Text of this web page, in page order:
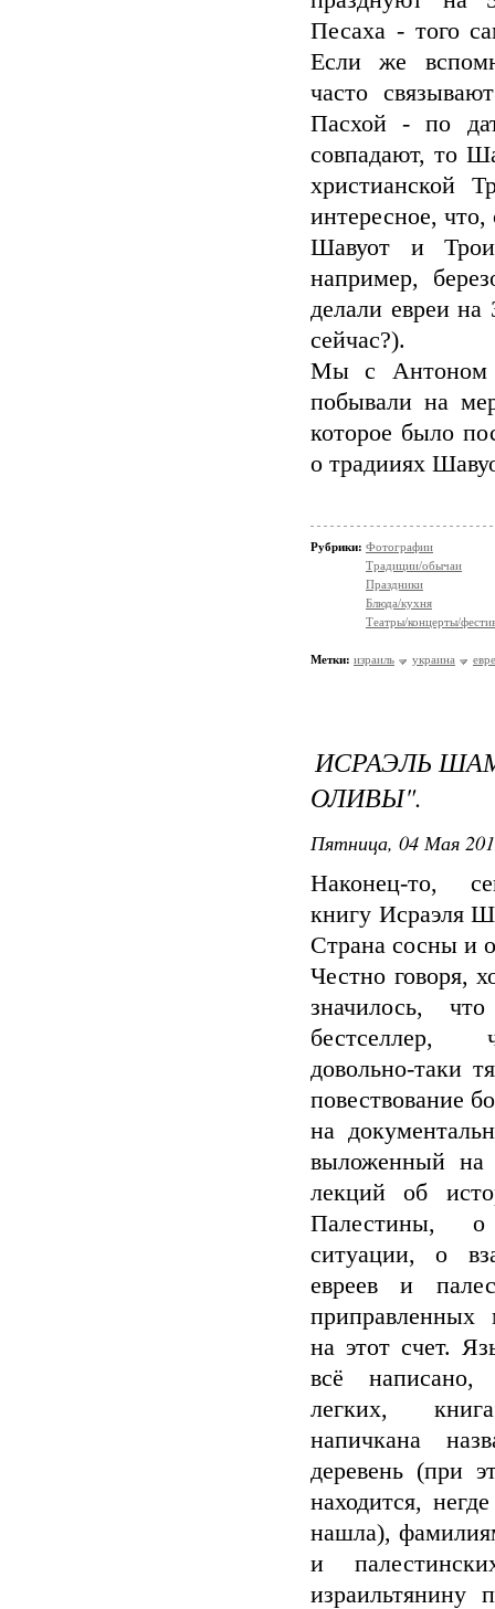
Песаха - того
Если же
часто
Пасхой - по
совпадают, то
христианской
интересное,
Шавуот и
например,
делали евреи
сейчас?).
Мы с
побывали на
которое было
о традииях
Рубрики: Фотографии
Традиции/обычаи
Праздники
Блюда/кухня
Театры/концерты/
Метки: израиль украина
ИСРАЭЛЬ
ОЛИВЫ".
Пятница, 04 Мая
Наконец-то,
книгу Исраэля
Страна сосны и
Честно говоря,
значилось,
бестселлер,
довольно-таки
повествование
на
выложенный на
лекций об
Палестины, о
ситуации, о
евреев и
приправленных
на этот счет.
всё
легких,
напичкана
деревень (при
находится,
нашла),
и